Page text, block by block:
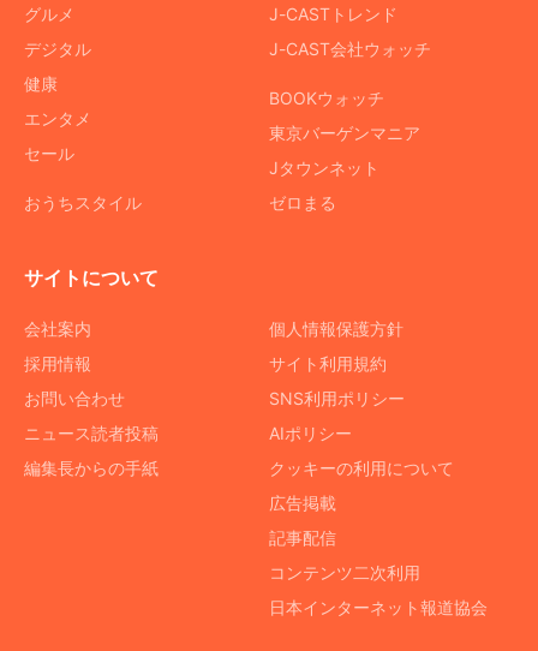
グルメ
デジタル
健康
エンタメ
セール
おうちスタイル
J-CASTトレンド
J-CAST会社ウォッチ
BOOKウォッチ
東京バーゲンマニア
Jタウンネット
ゼロまる
サイトについて
会社案内
採用情報
お問い合わせ
ニュース読者投稿
編集長からの手紙
個人情報保護方針
サイト利用規約
SNS利用ポリシー
AIポリシー
クッキーの利用について
広告掲載
記事配信
コンテンツ二次利用
日本インターネット報道協会